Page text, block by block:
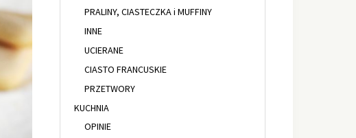
PRALINY, CIASTECZKA i MUFFINY
INNE
UCIERANE
CIASTO FRANCUSKIE
PRZETWORY
KUCHNIA
OPINIE